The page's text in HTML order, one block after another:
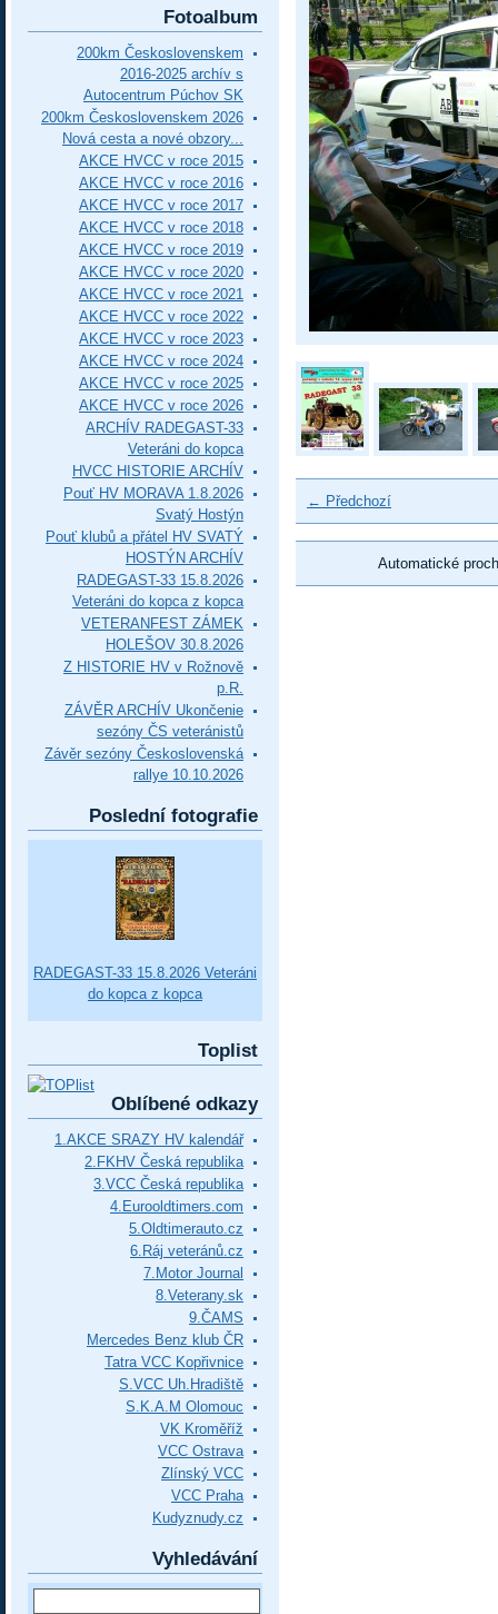
← Předchozí
Automatické
Fotoalbum
200km Československem
2016-2025 archív s
Autocentrum Púchov SK
200km Československem 2026
Nová cesta a nové obzory...
AKCE HVCC v roce 2015
AKCE HVCC v roce 2016
AKCE HVCC v roce 2017
AKCE HVCC v roce 2018
AKCE HVCC v roce 2019
AKCE HVCC v roce 2020
AKCE HVCC v roce 2021
AKCE HVCC v roce 2022
AKCE HVCC v roce 2023
AKCE HVCC v roce 2024
AKCE HVCC v roce 2025
AKCE HVCC v roce 2026
ARCHÍV RADEGAST-33
Veteráni do kopca
HVCC HISTORIE ARCHÍV
Pouť HV MORAVA 1.8.2026
Svatý Hostýn
Pouť klubů a přátel HV SVATÝ
HOSTÝN ARCHÍV
RADEGAST-33 15.8.2026
Veteráni do kopca z kopca
VETERANFEST ZÁMEK
HOLEŠOV 30.8.2026
Z HISTORIE HV v Rožnově
p.R.
ZÁVĚR ARCHÍV Ukončenie
sezóny ČS veteránistů
Závěr sezóny Československá
rallye 10.10.2026
Poslední fotografie
RADEGAST-33 15.8.2026 Veteráni
do kopca z kopca
Toplist
Oblíbené odkazy
1.AKCE SRAZY HV kalendář
2.FKHV Česká republika
3.VCC Česká republika
4.Eurooldtimers.com
5.Oldtimerauto.cz
6.Ráj veteránů.cz
7.Motor Journal
8.Veterany.sk
9.ČAMS
Mercedes Benz klub ČR
Tatra VCC Kopřivnice
S.VCC Uh.Hradiště
S.K.A.M Olomouc
VK Kroměříž
VCC Ostrava
Zlínský VCC
VCC Praha
Kudyznudy.cz
Vyhledávání